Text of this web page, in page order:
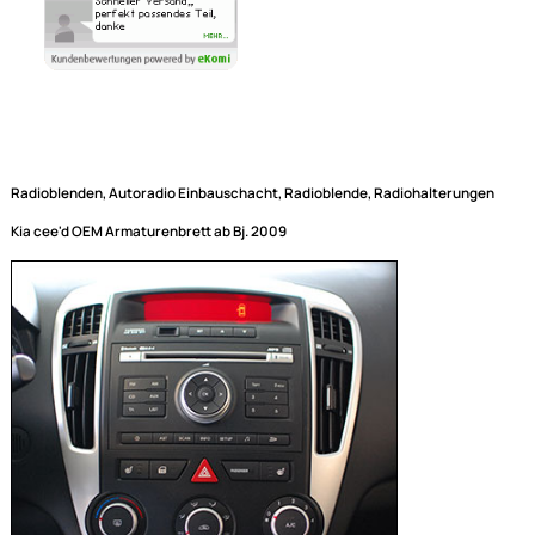
Radioblenden, Autoradio Einbauschacht, Radioblende,
Kia cee'd OEM Armaturenbrett ab Bj. 2009